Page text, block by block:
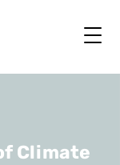
Climate